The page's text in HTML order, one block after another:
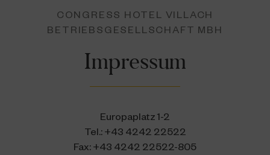
Tagen & FeiernCONGRESS HOTEL VILLACH
BETRIEBSGESELLSCHAFT MBH
Impressum
Europaplatz 1-2
Tel.: +43 4242 22522
Fax: +43 4242 22522-805